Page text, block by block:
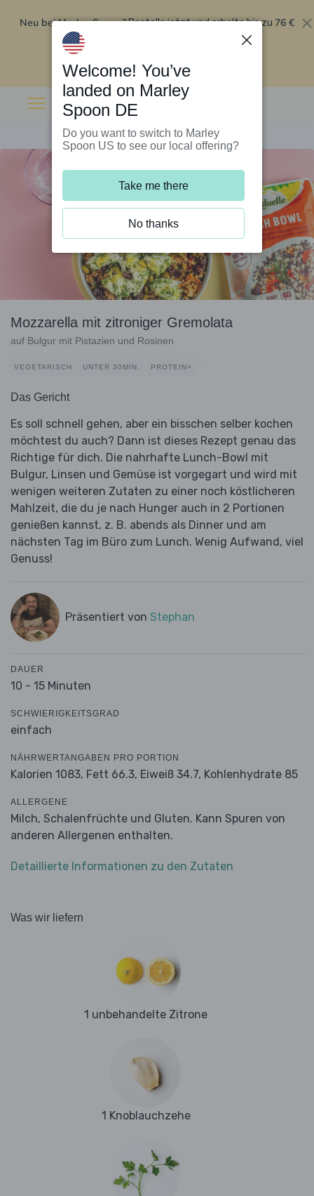
Neu bei Marley Spoon?Bestelle jetzt und erhalte bis zu 76 €
Rabatt auf deine ersten fünf Boxen
Mozzarella mit zitroniger Gremolata
auf Bulgur mit Pistazien und Rosinen
VEGETARISCH UNTER 30MIN. PROTEIN+
Das Gericht
Es soll schnell gehen, aber ein bisschen selber kochen
möchtest du auch? Dann ist dieses Rezept genau das
Richtige für dich. Die nahrhafte Lunch-Bowl mit
Bulgur, Linsen und Gemüse ist vorgegart und wird mit
wenigen weiteren Zutaten zu einer noch köstlicheren
Mahlzeit, die du je nach Hunger auch in 2 Portionen
genießen kannst, z. B. abends als Dinner und am
nächsten Tag im Büro zum Lunch. Wenig Aufwand, viel
Genuss!
Präsentiert von Stephan
DAUER
10 - 15 Minuten
SCHWIERIGKEITSGRAD
einfach
NÄHRWERTANGABEN PRO PORTION
Kalorien 1083, Fett 66.3, Eiweiß 34.7, Kohlenhydrate 85
ALLERGENE
Milch, Schalenfrüchte und Gluten. Kann Spuren von
anderen Allergenen enthalten.
Detaillierte Informationen zu den Zutaten
Was wir liefern
1 unbehandelte Zitrone
1 Knoblauchzehe
Welcome! You’ve
landed on Marley
Spoon DE
Do you want to switch to Marley
Spoon US to see our local offering?
Take me there
No thanks